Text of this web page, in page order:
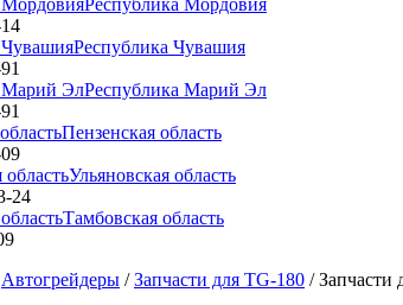
Республика Мордовия
Республика Чувашия
Республика Марий Эл
Пензенская область
Ульяновская область
24
Тамбовская область
Автогрейдеры /Запчасти для TG-180 /Запчасти